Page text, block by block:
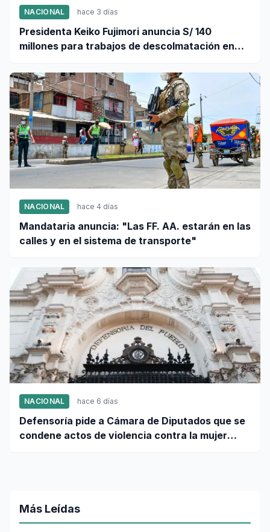
NACIONAL hace 3 días
Presidenta Keiko Fujimori anuncia S/ 140
millones para trabajos de descolmatación en
NACIONAL hace 4 días
Mandataria anuncia: "Las FF. AA. estarán en las
calles y en el sistema de transporte"
NACIONAL hace 6 días
Defensoría pide a Cámara de Diputados que se
condene actos de violencia contra la mujer
Más Leídas